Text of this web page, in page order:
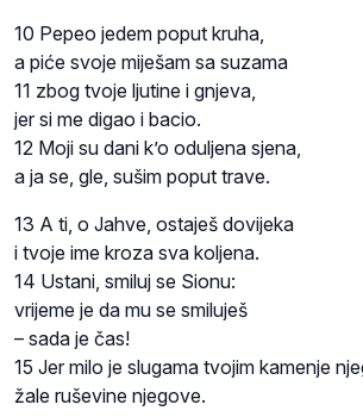
10 Pepeo jedem poput kruha,
a piće svoje miješam sa suzama
11 zbog tvoje ljutine i gnjeva,
jer si me digao i bacio.
12 Moji su dani k’o oduljena sjena,
a ja se, gle, sušim poput trave.
13 A ti, o Jahve, ostaješ dovijeka
i tvoje ime kroza sva koljena.
14 Ustani, smiluj se Sionu:
vrijeme je da mu se smiluješ
– sada je čas!
15 Jer milo je slugama tvojim kamenje
žale ruševine njegove.